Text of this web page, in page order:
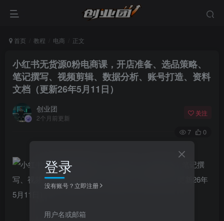
首页 教程 电商 正文
小红书无货源0粉电商课，开店准备、选品策略、
笔记撰写、视频剪辑、数据分析、账号打造、资料
文档（更新26年5月11日）
创业团
2个月前更新
关注
7 0
登录
没有账号？立即注册
用户名或邮箱